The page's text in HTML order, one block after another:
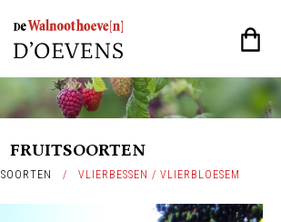
FRUITSOORTEN
/ VLIERBESSEN / VLIERBLOESEM